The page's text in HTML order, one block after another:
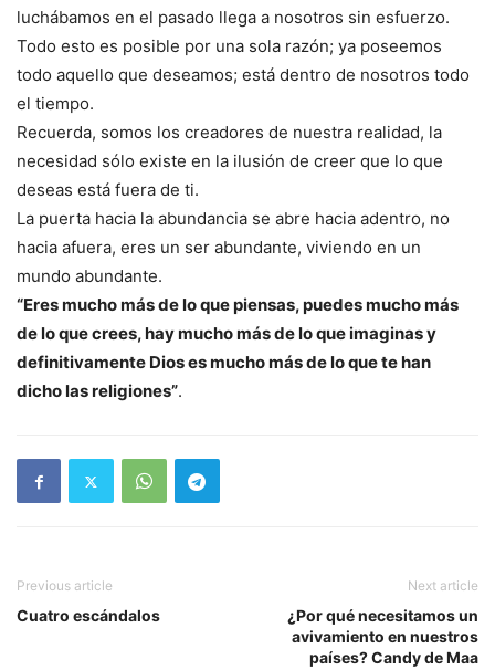
luchábamos en el pasado llega a nosotros sin esfuerzo.
Todo esto es posible por una sola razón; ya poseemos
todo aquello que deseamos; está dentro de nosotros todo
el tiempo.
Recuerda, somos los creadores de nuestra realidad, la
necesidad sólo existe en la ilusión de creer que lo que
deseas está fuera de ti.
La puerta hacia la abundancia se abre hacia adentro, no
hacia afuera, eres un ser abundante, viviendo en un
mundo abundante.
“Eres mucho más de lo que piensas, puedes mucho más
de lo que crees, hay mucho más de lo que imaginas y
definitivamente Dios es mucho más de lo que te han
dicho las religiones”.
Previous article
Cuatro escándalos
Next article
¿Por qué necesitamos un
avivamiento en nuestros
países? Candy de Maa